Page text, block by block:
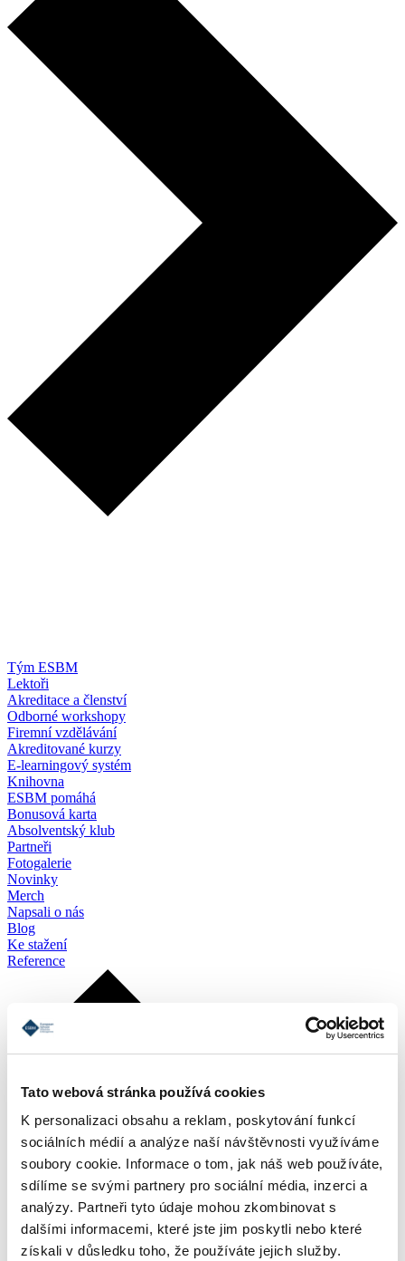
Tato webová stránka používá cookies
K personalizaci obsahu a reklam, poskytování funkcí
sociálních médií a analýze naší návštěvnosti využíváme
soubory cookie. Informace o tom, jak náš web používáte,
sdílíme se svými partnery pro sociální média, inzerci a
analýzy. Partneři tyto údaje mohou zkombinovat s
dalšími informacemi, které jste jim poskytli nebo které
získali v důsledku toho, že používáte jejich služby.
Tým ESBM
Lektoři
Akreditace a členství
Odborné workshopy
Firemní vzdělávání
Akreditované kurzy
E-learningový systém
Knihovna
ESBM pomáhá
Bonusová karta
Absolventský klub
Partneři
Fotogalerie
Novinky
Merch
Napsali o nás
Blog
Ke stažení
Reference